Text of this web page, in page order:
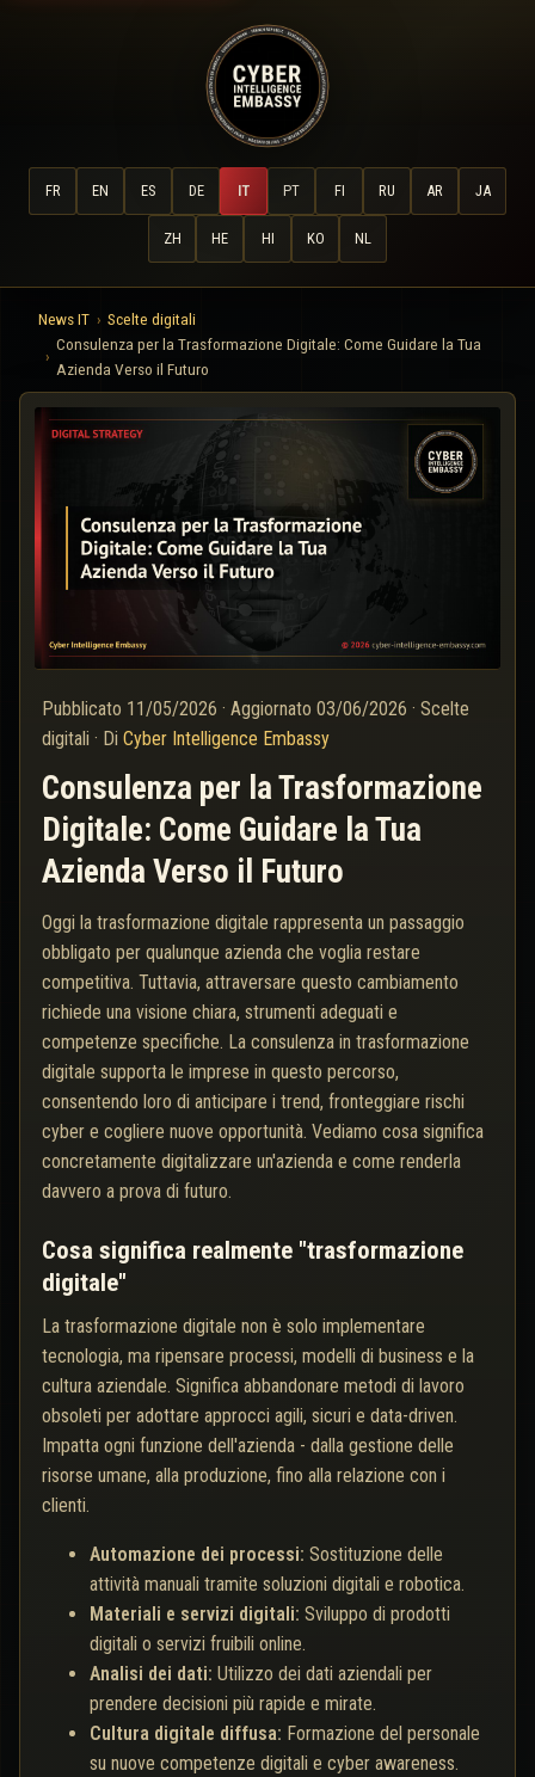
FR EN ES DE IT PT FI RU AR JA
ZH HE HI KO NL
News IT
Scelte digitali
Consulenza per la Trasformazione Digitale: Come Guidare la Tua
Azienda Verso il Futuro
Pubblicato 11/05/2026 · Aggiornato 03/06/2026 · Scelte
digitali · Di Cyber Intelligence Embassy
Consulenza per la Trasformazione
Digitale: Come Guidare la Tua
Azienda Verso il Futuro
Oggi la trasformazione digitale rappresenta un passaggio
obbligato per qualunque azienda che voglia restare
competitiva. Tuttavia, attraversare questo cambiamento
richiede una visione chiara, strumenti adeguati e
competenze specifiche. La consulenza in trasformazione
digitale supporta le imprese in questo percorso,
consentendo loro di anticipare i trend, fronteggiare rischi
cyber e cogliere nuove opportunità. Vediamo cosa significa
concretamente digitalizzare un'azienda e come renderla
davvero a prova di futuro.
Cosa significa realmente "trasformazione
digitale"
La trasformazione digitale non è solo implementare
tecnologia, ma ripensare processi, modelli di business e la
cultura aziendale. Significa abbandonare metodi di lavoro
obsoleti per adottare approcci agili, sicuri e data-driven.
Impatta ogni funzione dell'azienda - dalla gestione delle
risorse umane, alla produzione, fino alla relazione con i
clienti.
Automazione dei processi: Sostituzione delle
attività manuali tramite soluzioni digitali e robotica.
Materiali e servizi digitali: Sviluppo di prodotti
digitali o servizi fruibili online.
Analisi dei dati: Utilizzo dei dati aziendali per
prendere decisioni più rapide e mirate.
Cultura digitale diffusa: Formazione del personale
su nuove competenze digitali e cyber awareness.